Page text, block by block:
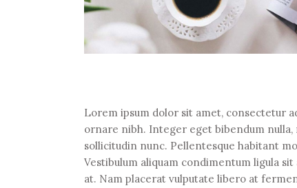
Lorem ipsum dolor sit amet, consectetur
ornare nibh. Integer eget bibendum
sollicitudin nunc. Pellentesque habitant
Vestibulum aliquam condimentum ligula
at. Nam placerat vulputate libero at